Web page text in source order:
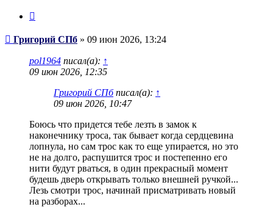
Сообщение
Григорий СПб » 09 июн 2026, 13:24
pol1964 писал(а): ↑
09 июн 2026, 12:35
Григорий СПбписал(а): ↑
09 июн 2026, 10:47
Боюсь что придется тебе лезть в замок к
наконечнику троса, так бывает когда сердцевина
лопнула, но сам трос как то еще упирается, но это
не на долго, распушится трос и постепенно его
нити будут рваться, в один прекрасный момент
будешь дверь открывать только внешней ручкой...
Лезь смотри трос, начинай присматривать новый
на разборах...